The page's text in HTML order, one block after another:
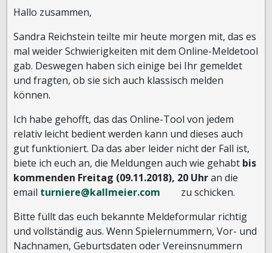
Hallo zusammen,
Sandra Reichstein teilte mir heute morgen mit, das es
mal weider Schwierigkeiten mit dem Online-Meldetool
gab. Deswegen haben sich einige bei Ihr gemeldet
und fragten, ob sie sich auch klassisch melden
können.
Ich habe gehofft, das das Online-Tool von jedem
relativ leicht bedient werden kann und dieses auch
gut funktioniert. Da das aber leider nicht der Fall ist,
biete ich euch an, die Meldungen auch wie gehabt bis
kommenden Freitag (09.11.2018), 20 Uhran die
email turniere@kallmeier.com
zu schicken.
Bitte füllt das euch bekannte Meldeformular richtig
und vollständig aus. Wenn Spielernummern, Vor- und
Nachnamen, Geburtsdaten oder Vereinsnummern